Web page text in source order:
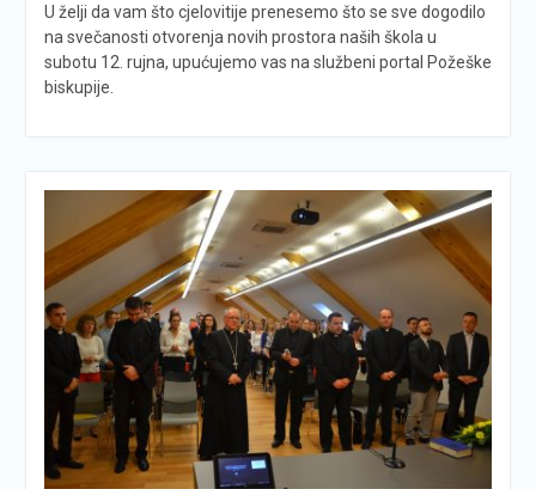
U želji da vam što cjelovitije prenesemo što se sve dogodilo
na svečanosti otvorenja novih prostora naših škola u
subotu 12. rujna, upućujemo vas na službeni portal Požeške
biskupije.